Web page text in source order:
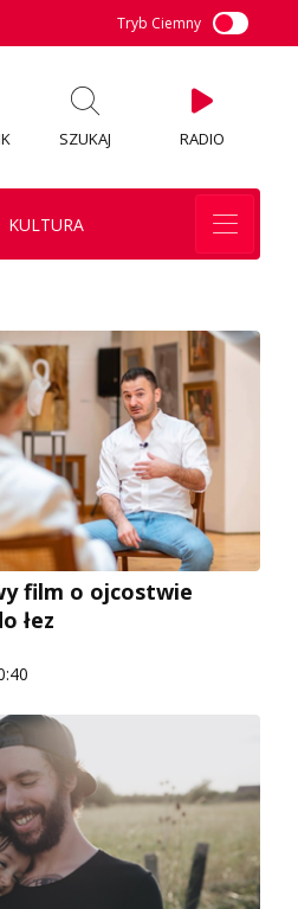
Tryb Ciemny
SZUKAJ RADIO
KULTURA
film o ojcostwie
łez